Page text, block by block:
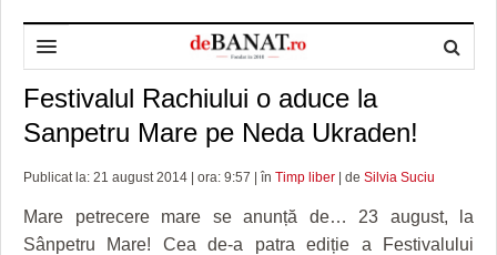
HOME
DESPRE NOI
REDACȚIA DEBANAT
POLITICA DE COOKIES
ADMINISTRAȚIE
PRIMĂRIA TIMIŞOARA
CONSILIUL JUDEŢEAN TIMIŞ
POLITICĂ
POLITICA
SPORT
Festivalul Rachiului o aduce la
Sanpetru Mare pe Neda Ukraden!
Publicat la: 21 august 2014 | ora: 9:57 | în Timp liber | de Silvia Suciu
Mare petrecere mare se anunță de… 23 august, la
Sânpetru Mare! Cea de-a patra ediție a Festivalului